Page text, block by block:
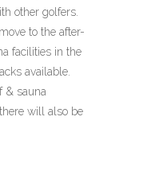
other golfers.
to the after-
facilities in the
available.
& sauna
will also be